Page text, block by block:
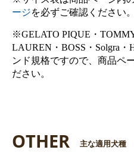
ージを必ずご確認ください。
※GELATO PIQUE・
LAUREN・BOSS・Solgra
ンド規格ですので、商品ペ
ださい。
OTHER 主な適用犬種